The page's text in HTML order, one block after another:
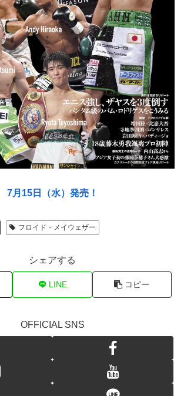
7月15日（水）発売！
フロイド・メイウェザー
シェアする
LINE コピー
OFFICIAL SNS